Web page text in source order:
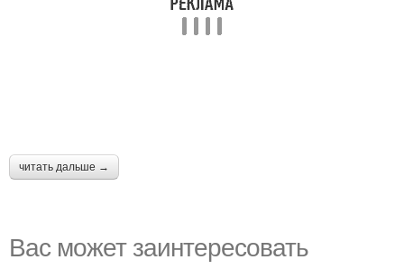
читать дальше →
Вас может заинтересовать